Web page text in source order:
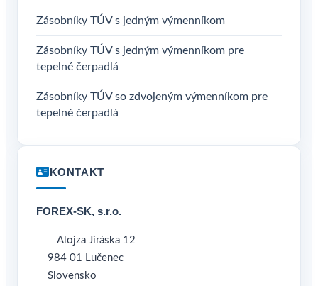
Zásobníky TÚV s jedným výmenníkom
Zásobníky TÚV s jedným výmenníkom pre
tepelné čerpadlá
Zásobníky TÚV so zdvojeným výmenníkom pre
tepelné čerpadlá
KONTAKT
FOREX-SK, s.r.o.
Alojza Jiráska 12
984 01 Lučenec
Slovensko